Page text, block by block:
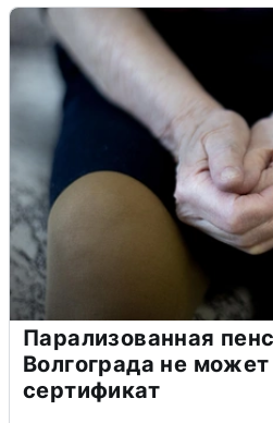
Парализованная
Волгограда не
сертификат